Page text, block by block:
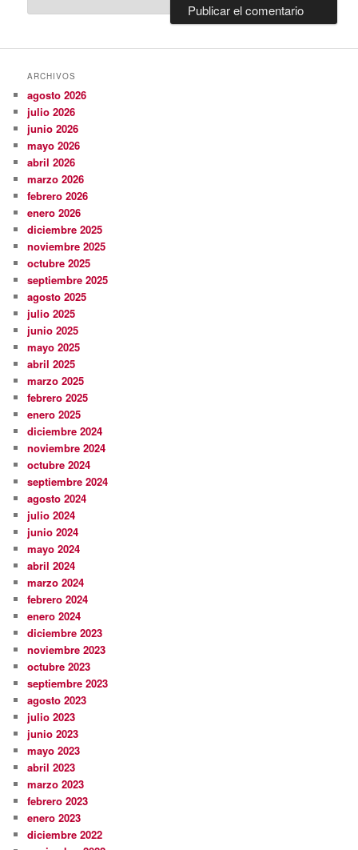
ARCHIVOS
agosto 2026
julio 2026
junio 2026
mayo 2026
abril 2026
marzo 2026
febrero 2026
enero 2026
diciembre 2025
noviembre 2025
octubre 2025
septiembre 2025
agosto 2025
julio 2025
junio 2025
mayo 2025
abril 2025
marzo 2025
febrero 2025
enero 2025
diciembre 2024
noviembre 2024
octubre 2024
septiembre 2024
agosto 2024
julio 2024
junio 2024
mayo 2024
abril 2024
marzo 2024
febrero 2024
enero 2024
diciembre 2023
noviembre 2023
octubre 2023
septiembre 2023
agosto 2023
julio 2023
junio 2023
mayo 2023
abril 2023
marzo 2023
febrero 2023
enero 2023
diciembre 2022